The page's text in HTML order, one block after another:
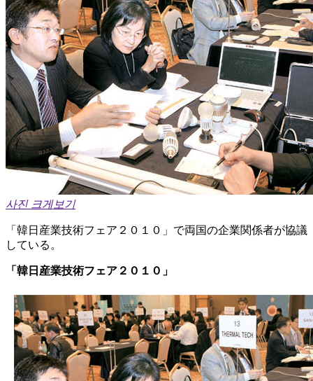
사진 크게보기
「韓日産業技術フェア２０１０」で両国の企業関係者が協議
している。
「韓日産業技術フェア２０１０」